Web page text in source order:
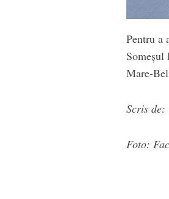
Pentru a
Someșul
Mare-
Scris
Foto: